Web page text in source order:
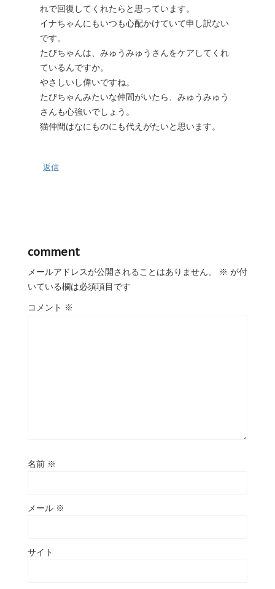
れで回復してくれたらと思っています。
イナちゃんにもいつも心配かけていて申し訳ない
です。
たびちゃんは、みゅうみゅうさんをケアしてくれ
ているんですか。
やさしいし偉いですね。
たびちゃんみたいな仲間がいたら、みゅうみゅう
さんも心強いでしょう。
猫仲間はなにものにも代えがたいと思います。
返信
comment
メールアドレスが公開されることはありません。 ※ が付
いている欄は必須項目です
コメント ※
名前 ※
メール ※
サイト